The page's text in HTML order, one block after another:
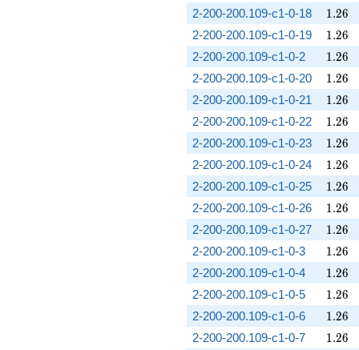
2-200-200.109-c1-0-18 1.26
1.26
2-200-200.109-c1-0-19 1.26
1.26
2-200-200.109-c1-0-2 1.26
1.26
2-200-200.109-c1-0-20 1.26
1.26
2-200-200.109-c1-0-21 1.26
1.26
2-200-200.109-c1-0-22 1.26
1.26
2-200-200.109-c1-0-23 1.26
1.26
2-200-200.109-c1-0-24 1.26
1.26
2-200-200.109-c1-0-25 1.26
1.26
2-200-200.109-c1-0-26 1.26
1.26
2-200-200.109-c1-0-27 1.26
1.26
2-200-200.109-c1-0-3 1.26
1.26
2-200-200.109-c1-0-4 1.26
1.26
2-200-200.109-c1-0-5 1.26
1.26
2-200-200.109-c1-0-6 1.26
1.26
2-200-200.109-c1-0-7 1.26
1.26